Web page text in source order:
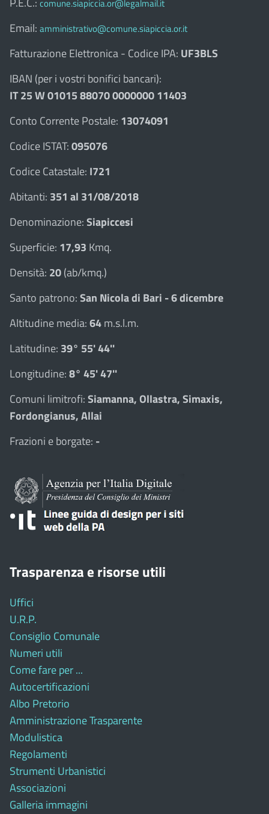
comune.siapiccia.or@legalmail.it
Email: amministrativo@comune.siapiccia.or.it
Fatturazione Elettronica - Codice IPA: UF3BLS
IBAN (per i vostri bonifici bancari):
IT 25 W 01015 88070 0000000 11403
Conto Corrente Postale: 13074091
Codice ISTAT:095076
Codice Catastale: I721
Abitanti: 351 al 31/08/2018
Denominazione:Siapiccesi
Superficie: 17,93 Kmq.
Densità: 20(ab/kmq.)
Santo patrono:San Nicola di Bari - 6 dicembre
Altitudine media:64m.s.l.m.
Latitudine: 39° 55' 44''
Longitudine:8° 45' 47''
Comuni limitrofi:Siamanna, Ollastra, Simaxis,
Fordongianus, Allai
Frazioni e borgate: -
Trasparenza e risorse utili
Uffici
U.R.P.
Consiglio Comunale
Numeri utili
Come fare per ...
Autocertificazioni
Albo Pretorio
Amministrazione Trasparente
Modulistica
Regolamenti
Strumenti Urbanistici
Associazioni
Galleria immagini